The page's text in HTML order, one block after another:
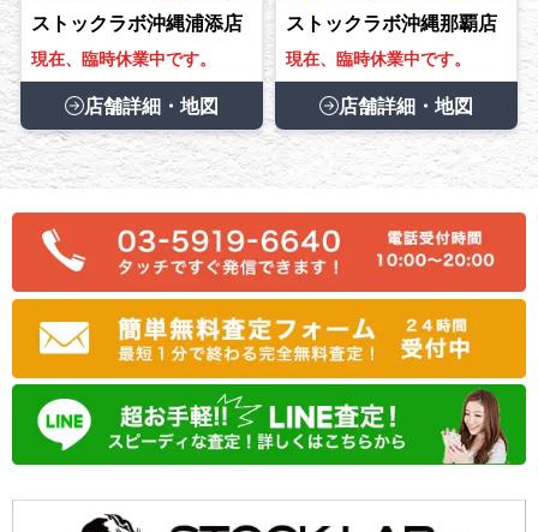
ストックラボ沖縄浦添店
現在、臨時休業中です。
店舗詳細・地図
ストックラボ沖縄那覇店
現在、臨時休業中です。
店舗詳細・地図